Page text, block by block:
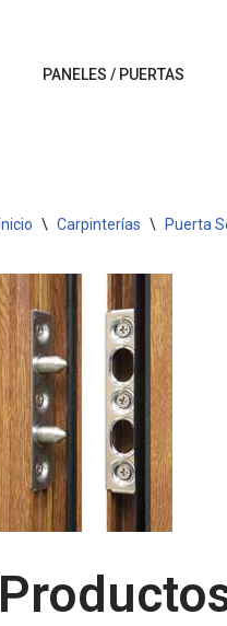
PANELES / PUERTAS
Inicio \ Carpinterías \ Puerta